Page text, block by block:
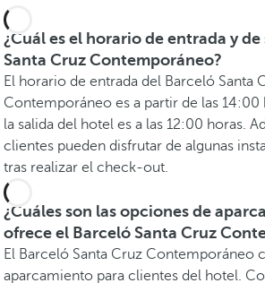
¿Cuál es el horario de entrada y
Santa Cruz Contemporáneo?
El horario de entrada del Barceló Santa
Contemporáneo es a partir de las 14:00
la salida del hotel es a las 12:00 horas.
clientes pueden disfrutar de algunas
tras realizar el check-out.
¿Cuáles son las opciones de
ofrece el Barceló Santa Cruz
El Barceló Santa Cruz Contemporáneo
aparcamiento para clientes del hotel.